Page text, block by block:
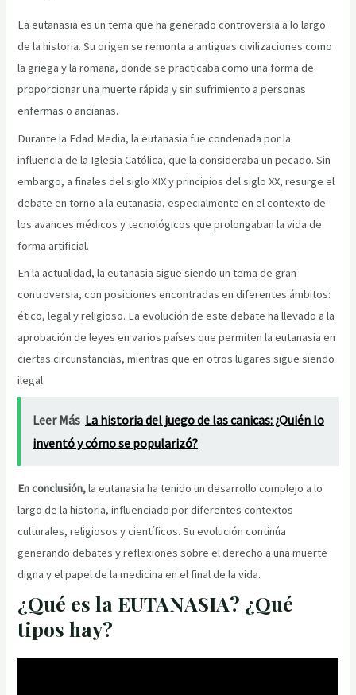
La eutanasia es un tema que ha generado controversia a lo largo
de la historia. Suorigen se remonta a antiguas civilizaciones como
la griega y la romana, donde se practicaba como una forma de
proporcionar una muerte rápida y sin sufrimiento a personas
enfermas o ancianas.
Durante la Edad Media, la eutanasia fue condenada por la
influencia de la Iglesia Católica, que la consideraba un pecado. Sin
embargo, a finales del siglo XIX y principios del siglo XX, resurge el
debate en torno a la eutanasia, especialmente en el contexto de
los avances médicos y tecnológicos que prolongaban la vida de
forma artificial.
En la actualidad, la eutanasia sigue siendo un tema de gran
controversia, con posiciones encontradas en diferentes ámbitos:
ético, legal y religioso. La evolución de este debate ha llevado a la
aprobación de leyes en varios países que permiten la eutanasia en
ciertas circunstancias, mientras que en otros lugares sigue siendo
ilegal.
Leer Más La historia del juego de las canicas: ¿Quién lo
inventó y cómo se popularizó?
En conclusión,la eutanasia ha tenido un desarrollo complejo a lo
largo de la historia, influenciado por diferentes contextos
culturales, religiosos y científicos. Su evolución continúa
generando debates y reflexiones sobre el derecho a una muerte
digna y el papel de la medicina en el final de la vida.
¿Qué es la EUTANASIA? ¿Qué
tipos hay?